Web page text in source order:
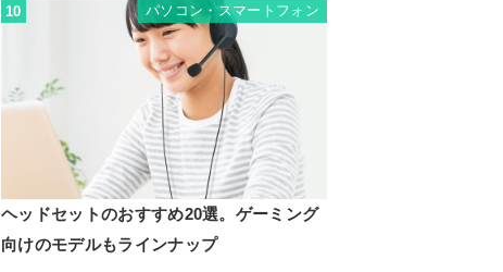
10 パソコン・スマートフォン
ヘッドセットのおすすめ20選。ゲーミング
向けのモデルもラインナップ